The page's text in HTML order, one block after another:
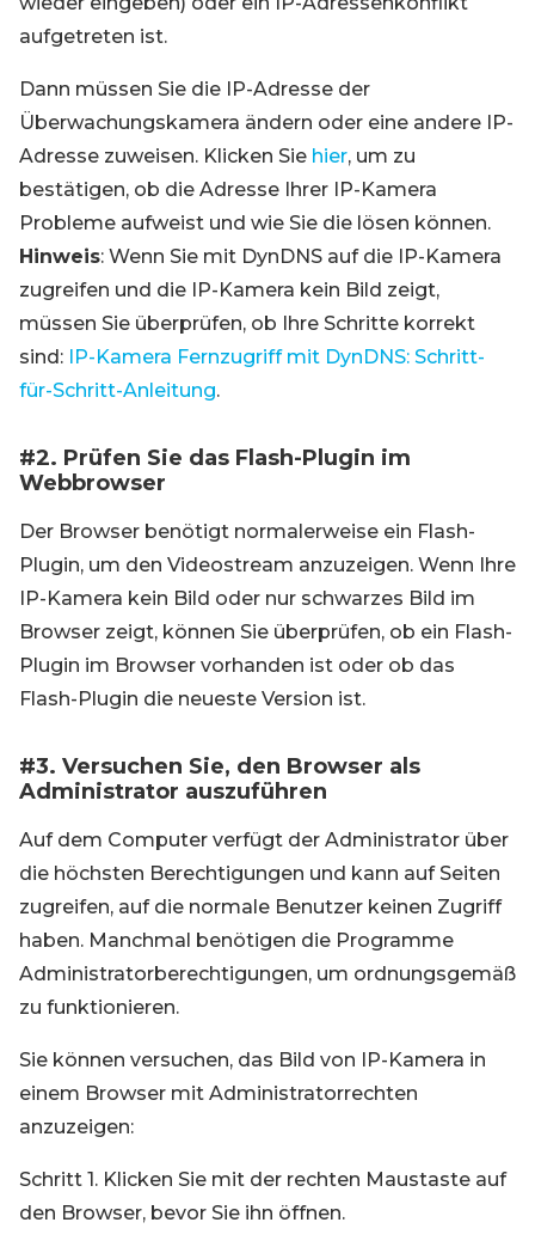
aufgetreten ist.
Dann müssen Sie die IP-Adresse der
Überwachungskamera ändern oder eine andere IP-
Adresse zuweisen. Klicken Sie hier, um zu
bestätigen, ob die Adresse Ihrer IP-Kamera
Probleme aufweist und wie Sie die lösen können.
Hinweis: Wenn Sie mit DynDNS auf die IP-Kamera
zugreifen und die IP-Kamera kein Bild zeigt,
müssen Sie überprüfen, ob Ihre Schritte korrekt
sind: IP-Kamera Fernzugriff mit DynDNS: Schritt-
für-Schritt-Anleitung.
#2. Prüfen Sie das Flash-Plugin im
Webbrowser
Der Browser benötigt normalerweise ein Flash-
Plugin, um den Videostream anzuzeigen. Wenn Ihre
IP-Kamera kein Bild oder nur schwarzes Bild im
Browser zeigt, können Sie überprüfen, ob ein Flash-
Plugin im Browser vorhanden ist oder ob das
Flash-Plugin die neueste Version ist.
#3. Versuchen Sie, den Browser als
Administrator auszuführen
Auf dem Computer verfügt der Administrator über
die höchsten Berechtigungen und kann auf Seiten
zugreifen, auf die normale Benutzer keinen Zugriff
haben. Manchmal benötigen die Programme
Administratorberechtigungen, um ordnungsgemäß
zu funktionieren.
Sie können versuchen, das Bild von IP-Kamera in
einem Browser mit Administratorrechten
anzuzeigen:
Schritt 1. Klicken Sie mit der rechten Maustaste auf
den Browser, bevor Sie ihn öffnen.